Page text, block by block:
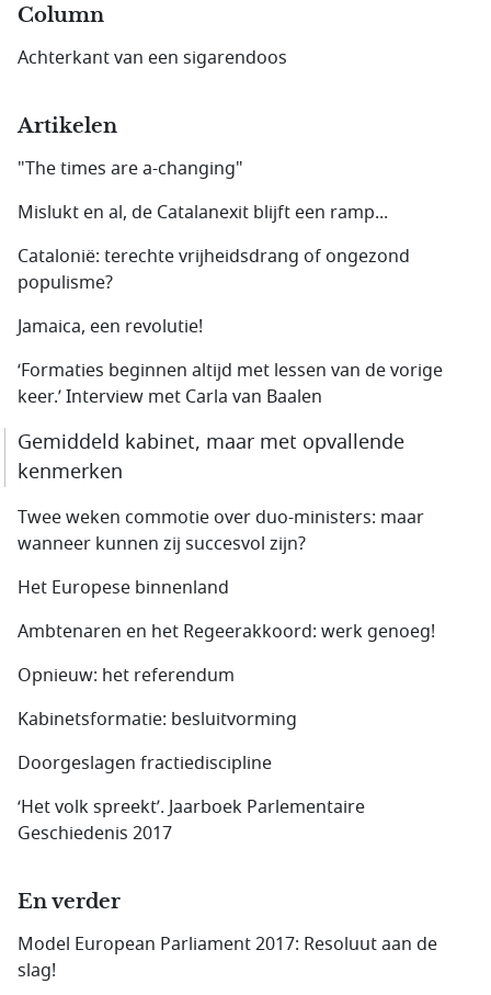
Column
Achterkant van een sigarendoos
Artikelen
"The times are a-changing"
Mislukt en al, de Catalanexit blijft een ramp...
Catalonië: terechte vrijheidsdrang of ongezond
populisme?
Jamaica, een revolutie!
‘Formaties beginnen altijd met lessen van de vorige
keer.’ Interview met Carla van Baalen
Gemiddeld kabinet, maar met opvallende
kenmerken
Twee weken commotie over duo-ministers: maar
wanneer kunnen zij succesvol zijn?
Het Europese binnenland
Ambtenaren en het Regeerakkoord: werk genoeg!
Opnieuw: het referendum
Kabinetsformatie: besluitvorming
Doorgeslagen fractiediscipline
‘Het volk spreekt’. Jaarboek Parlementaire
Geschiedenis 2017
En verder
Model European Parliament 2017: Resoluut aan de
slag!